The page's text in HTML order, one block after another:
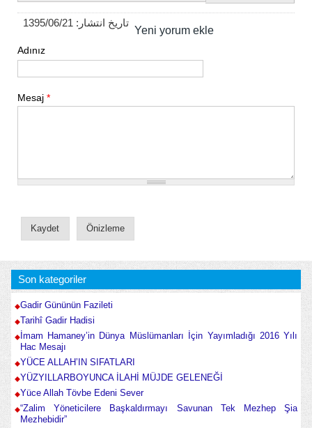
تاریخ انتشار: 1395/06/21
Yeni yorum ekle
Adınız
Mesaj *
Son kategoriler
Gadir Gününün Fazileti
Tarihî Gadir Hadisi
İmam Hamaney’in Dünya Müslümanları İçin Yayımladığı 2016 Yılı
Hac Mesajı
YÜCE ALLAH’IN SIFATLARI
YÜZYILLARBOYUNCA İLAHİ MÜJDE GELENEĞİ
Yüce Allah Tövbe Edeni Sever
“Zalim Yöneticilere Başkaldırmayı Savunan Tek Mezhep Şia
Mezhebidir”